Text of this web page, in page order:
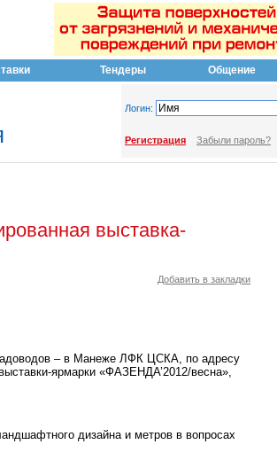
Тендеры Общение
Логин:
Регистрация Забыли пароль?
выставка-
Добавить в закладки
– в Манеже ЛФК ЦСКА, по адресу
ярмарки «ФАЗЕНДА’2012/весна»,
дизайна и метров в вопросах